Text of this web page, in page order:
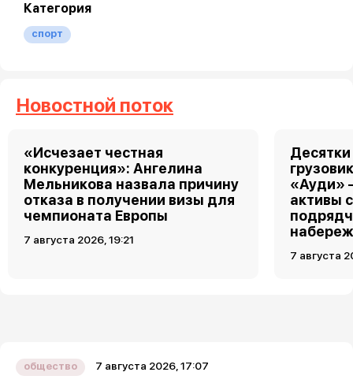
Категория
спорт
Новостной поток
«Исчезает честная
конкуренция»: Ангелина
Мельникова назвала причину
отказа в получении визы для
чемпионата Европы
7 августа 2026, 19:21
«Ауди»
активы
7 августа
общество 7 августа 2026, 17:07